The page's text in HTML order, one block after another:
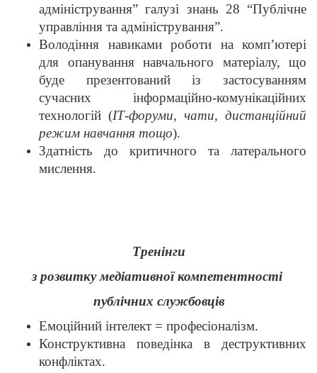
адміністрування” галузі знань 28 “Публічне
управління та адміністрування”.
Володіння навиками роботи на комп’ютері
для опанування навчального матеріалу, що
буде презентований із застосуванням
сучасних інформаційно-комунікаційних
технологій (ІТ-форуми, чати, дистанційний
режим навчання тощо).
Здатність до критичного та латерального
мислення.
Тренінги
з розвитку медіативної компетентності
публічних службовців
Емоційний інтелект = професіоналізм.
Конструктивна поведінка в деструктивних
конфліктах.